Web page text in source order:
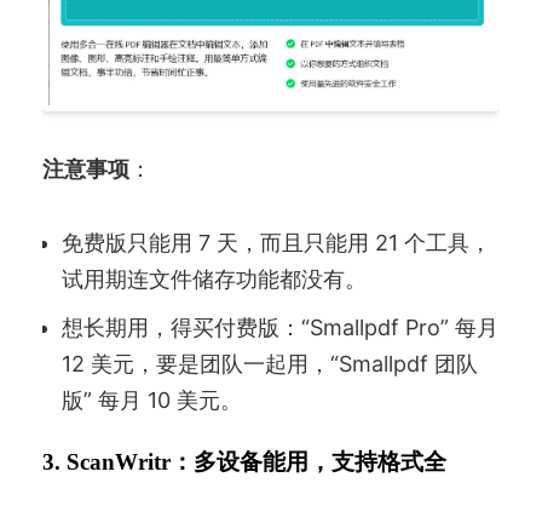
注意事项 ：
免费版只能用 7 天，而且只能用 21 个工具，
试用期连文件储存功能都没有。
想长期用，得买付费版：“Smallpdf Pro” 每月
12 美元，要是团队一起用，“Smallpdf 团队
版” 每月 10 美元。
3. ScanWritr：多设备能用，支持格式全